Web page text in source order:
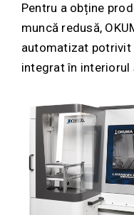
Pentru a obține
muncă redusă,
automatizat potrivit
integrat în interiorul